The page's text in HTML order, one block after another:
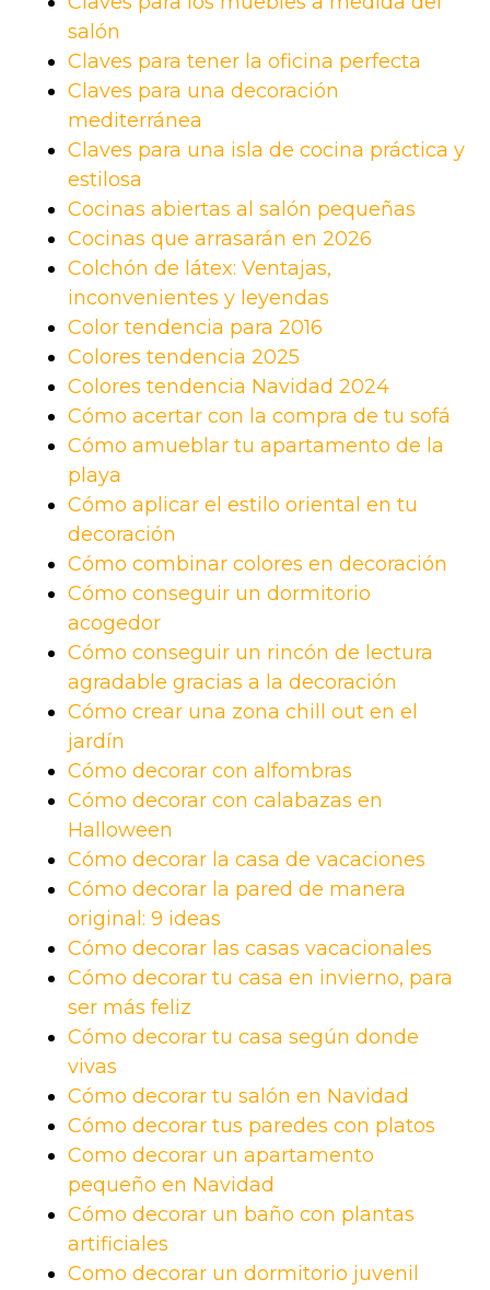
salón
Claves para tener la oficina perfecta
Claves para una decoración
mediterránea
Claves para una isla de cocina práctica y
estilosa
Cocinas abiertas al salón pequeñas
Cocinas que arrasarán en 2026
Colchón de látex: Ventajas,
inconvenientes y leyendas
Color tendencia para 2016
Colores tendencia 2025
Colores tendencia Navidad 2024
Cómo acertar con la compra de tu sofá
Cómo amueblar tu apartamento de la
playa
Cómo aplicar el estilo oriental en tu
decoración
Cómo combinar colores en decoración
Cómo conseguir un dormitorio
acogedor
Cómo conseguir un rincón de lectura
agradable gracias a la decoración
Cómo crear una zona chill out en el
jardín
Cómo decorar con alfombras
Cómo decorar con calabazas en
Halloween
Cómo decorar la casa de vacaciones
Cómo decorar la pared de manera
original: 9 ideas
Cómo decorar las casas vacacionales
Cómo decorar tu casa en invierno, para
ser más feliz
Cómo decorar tu casa según donde
vivas
Cómo decorar tu salón en Navidad
Cómo decorar tus paredes con platos
Como decorar un apartamento
pequeño en Navidad
Cómo decorar un baño con plantas
artificiales
Como decorar un dormitorio juvenil